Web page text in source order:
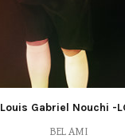
Louis Gabriel Nouchi -
BEL AMI